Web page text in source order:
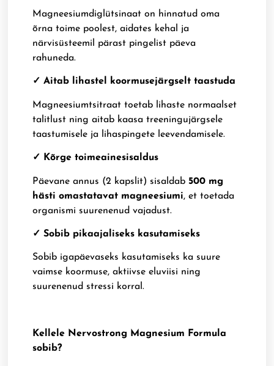
Magneesiumdiglütsinaat on hinnatud oma
õrna toime poolest, aidates kehal ja
närvisüsteemil pärast pingelist päeva
rahuneda.
✓ Aitab lihastel koormusejärgselt taastuda
Magneesiumtsitraat toetab lihaste normaalset
talitlust ning aitab kaasa treeningujärgsele
taastumisele ja lihaspingete leevendamisele.
✓ Kõrge toimeainesisaldus
Päevane annus (2 kapslit) sisaldab500 mg
hästi omastatavat magneesiumi, et toetada
organismi suurenenud vajadust.
✓ Sobib pikaajaliseks kasutamiseks
Sobib igapäevaseks kasutamiseks ka suure
vaimse koormuse, aktiivse eluviisi ning
suurenenud stressi korral.
Kellele Nervostrong Magnesium Formula
sobib?